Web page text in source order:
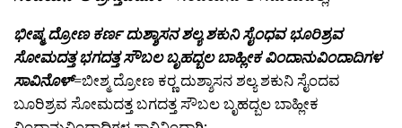
ಭೀಷ್ಮ ದ್ರೋಣ ಕರ್ಣ ದುಶ್ಶಾಸನ ಶಲ್ಯ ಶಕುನಿ ಸೈಂಧವ ಭೂರಿಶ್ರವ
ಸೋಮದತ್ತ ಭಗದತ್ತ ಸೌಬಲ ಬೃಹದ್ಬಲ ಬಾಹ್ಲೀಕ ವಿಂದಾನುವಿಂದಾದಿಗಳ
ಸಾವಿನೊಳ್=ಬೀಶ್ಮ ದ್ರೋಣ ಕರ್‍ಣ ದುಶ್ಶಾಸನ ಶಲ್ಯ ಶಕುನಿ ಸೈಂದವ
ಬೂರಿಶ್ರವ ಸೋಮದತ್ತ ಬಗದತ್ತ ಸೌಬಲ ಬೃಹದ್ಬಲ ಬಾಹ್ಲೀಕ